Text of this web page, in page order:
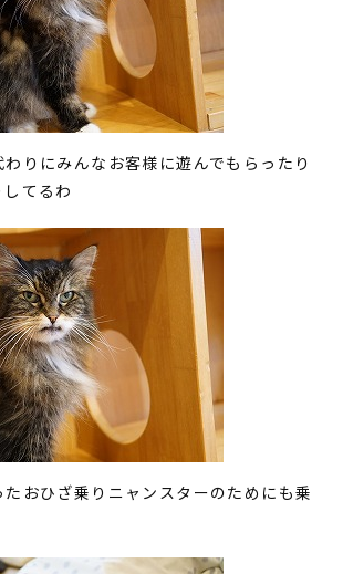
りにみんなお客様に遊んでもらったり
てるわ
おひざ乗りニャンスターのためにも乗